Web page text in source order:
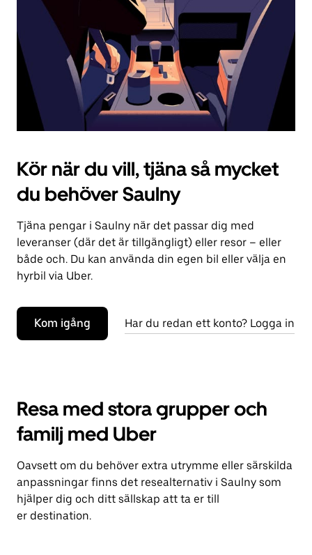
kalendern.
Kör när du vill, tjäna så mycket
du behöver Saulny
Tjäna pengar i Saulny när det passar dig med
leveranser (där det är tillgängligt) eller resor – eller
både och. Du kan använda din egen bil eller välja en
hyrbil via Uber.
Kom igång Har du redan ett konto? Logga in
Resa med stora grupper och
familj med Uber
Oavsett om du behöver extra utrymme eller särskilda
anpassningar finns det resealternativ i Saulny som
hjälper dig och ditt sällskap att ta er till
er destination.